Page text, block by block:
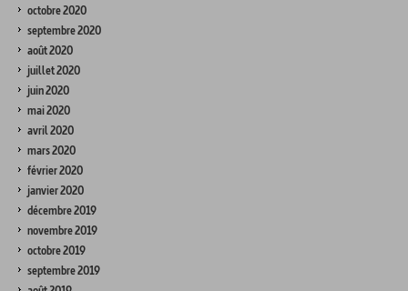
octobre 2020
septembre 2020
août 2020
juillet 2020
juin 2020
mai 2020
avril 2020
mars 2020
février 2020
janvier 2020
décembre 2019
novembre 2019
octobre 2019
septembre 2019